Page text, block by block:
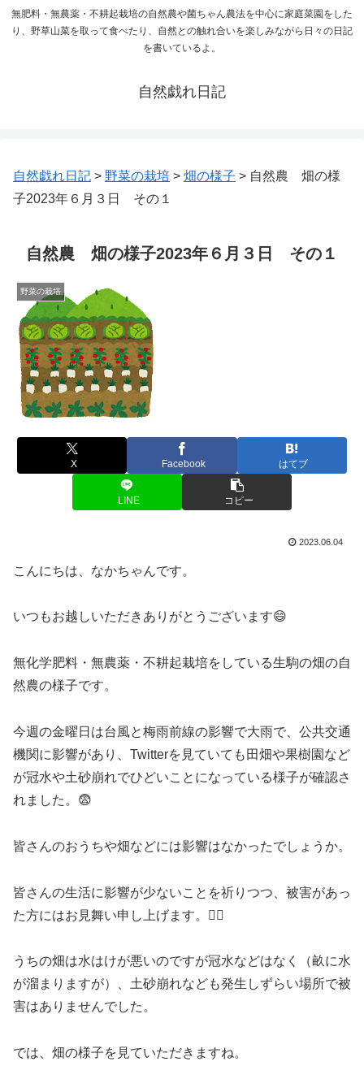
無肥料・無農薬・不耕起栽培の自然農や菌ちゃん農法を中心に家庭菜園をした
り、野草山菜を取って食べたり、自然との触れ合いを楽しみながら日々の日記
を書いているよ。
自然戯れ日記
自然戯れ日記 > 野菜の栽培 > 畑の様子 > 自然農 畑の様
子2023年６月３日 その１
自然農 畑の様子2023年６月３日 その１
野菜の栽培
X Facebook はてブ
LINE コピー
2023.06.04
こんにちは、なかちゃんです。
いつもお越しいただきありがとうございます😄
無化学肥料・無農薬・不耕起栽培をしている生駒の畑の自
然農の様子です。
今週の金曜日は台風と梅雨前線の影響で大雨で、公共交通
機関に影響があり、Twitterを見ていても田畑や果樹園など
が冠水や土砂崩れでひどいことになっている様子が確認さ
れました。😨
皆さんのおうちや畑などには影響はなかったでしょうか。
皆さんの生活に影響が少ないことを祈りつつ、被害があっ
た方にはお見舞い申し上げます。🙇‍♂️
うちの畑は水はけが悪いのですが冠水などはなく（畝に水
が溜まりますが）、土砂崩れなども発生しずらい場所で被
害はありませんでした。
では、畑の様子を見ていただきますね。